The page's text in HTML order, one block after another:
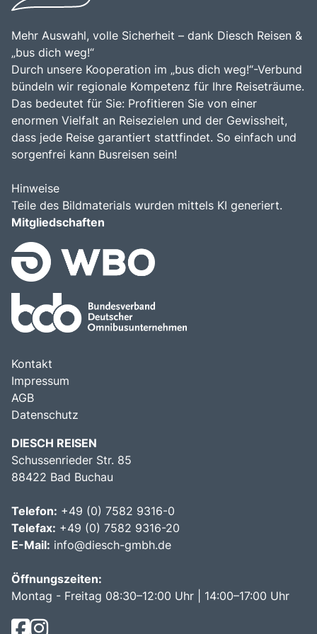
Mehr Auswahl, volle Sicherheit – dank Diesch Reisen &
„bus dich weg!“
Durch unsere Kooperation im „bus dich weg!“-Verbund
bündeln wir regionale Kompetenz für Ihre Reiseträume.
Das bedeutet für Sie: Profitieren Sie von einer
enormen Vielfalt an Reisezielen und der Gewissheit,
dass jede Reise garantiert stattfindet. So einfach und
sorgenfrei kann Busreisen sein!
Hinweise
Teile des Bildmaterials wurden mittels KI generiert.
Mitgliedschaften
Kontakt
Impressum
AGB
Datenschutz
DIESCH REISEN
Schussenrieder Str. 85
88422 Bad Buchau
Telefon: +49 (0) 7582 9316-0
Telefax: +49 (0) 7582 9316-20
E-Mail: info@diesch-gmbh.de
Öffnungszeiten:
Montag - Freitag 08:30–12:00 Uhr | 14:00–17:00 Uhr